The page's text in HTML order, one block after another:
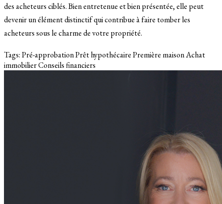
des acheteurs ciblés. Bien entretenue et bien présentée, elle peut
devenir un élément distinctif qui contribue à faire tomber les
acheteurs sous le charme de votre propriété.
Tags:Pré-approbationPrêt hypothécairePremière maisonAchat
immobilierConseils financiers